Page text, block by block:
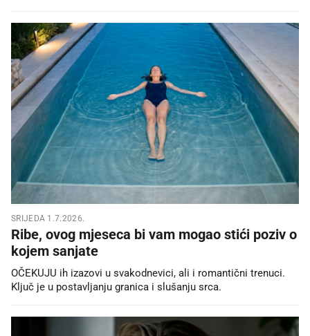
SRIJEDA 1.7.2026.
Ribe, ovog mjeseca bi vam mogao stići poziv o
kojem sanjate
OČEKUJU ih izazovi u svakodnevici, ali i romantični trenuci.
Ključ je u postavljanju granica i slušanju srca.